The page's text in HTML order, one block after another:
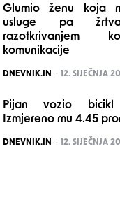
Glumio ženu koja
usluge pa
razotkrivanjem
komunikacije
POSTED
DNEVNIK.IN 12. SIJEČNJA
Pijan vozio
Izmjereno mu 4.45
POSTED
DNEVNIK.IN 12. SIJEČNJA